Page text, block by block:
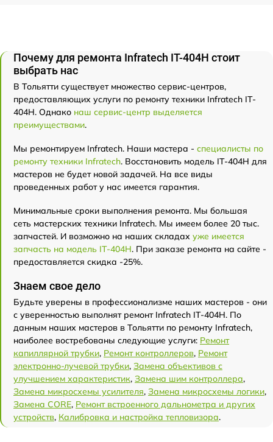
Почему для ремонта Infratech IT-404H стоит
выбрать нас
В Тольятти существует множество сервис-центров,
предоставляющих услуги по ремонту техники Infratech IT-
404H. Однако наш сервис-центр выделяется
преимуществами.
Мы ремонтируем Infratech. Наши мастера - специалисты по
ремонту техники Infratech. Восстановить модель IT-404H для
мастеров не будет новой задачей. На все виды
проведенных работ у нас имеется гарантия.
Минимальные сроки выполнения ремонта. Мы большая
сеть мастерских техники Infratech. Мы имеем более 20 тыс.
запчастей. И возможно на наших складах уже имеется
запчасть на модель IT-404H. При заказе ремонта на сайте -
предоставляется скидка -25%.
Знаем свое дело
Будьте уверены в профессионализме наших мастеров - они
с уверенностью выполнят ремонт Infratech IT-404H. По
данным наших мастеров в Тольятти по ремонту Infratech,
наиболее востребованы следующие услуги: Ремонт
капиллярной трубки, Ремонт контроллеров, Ремонт
электронно-лучевой трубки, Замена объективов с
улучшением характеристик, Замена шим контроллера,
Замена микросхемы усилителя, Замена микросхемы логики,
Замена CORE, Ремонт встроенного дальнометра и других
устройств, Калибровка и настройка тепловизора.